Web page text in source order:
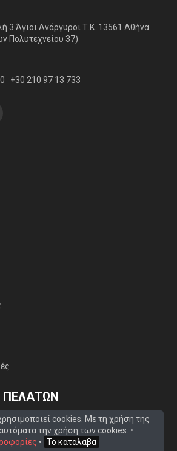
3 Άγιοι Ανάργυροι Τ.Κ. 13561 Αθήνα
Πολυτεχνείου 37)
+30 210 97 13 733
ΠΕΛΑΤΏΝ
cookies. Με τη χρήση της
την χρήση των cookies. •
• Το κατάλαβα